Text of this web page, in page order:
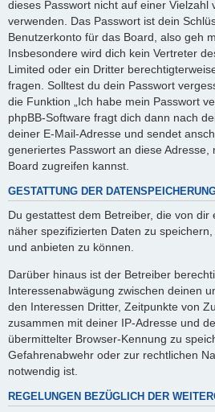
dieses Passwort nicht auf einer Vielzahl
verwenden. Das Passwort ist dein
Benutzerkonto für das Board, also geh
Insbesondere wird dich kein Vertreter
Limited oder ein Dritter
fragen. Solltest du dein Passwort
die Funktion „Ich habe mein Passwort
phpBB-Software fragt dich dann nach
deiner E-Mail-Adresse und sendet
generiertes Passwort an diese
Board zugreifen kannst.
GESTATTUNG DER
Du gestattest dem Betreiber, die von dir
näher spezifizierten Daten zu
und anbieten zu können.
Darüber hinaus ist der Betreiber
Interessenabwägung zwischen deinen
den Interessen Dritter, Zeitpunkte von
zusammen mit deiner IP-Adresse und
übermittelter Browser-Kennung zu
Gefahrenabwehr oder zur rechtlichen
notwendig ist.
REGELUNGEN BEZÜGLICH DER